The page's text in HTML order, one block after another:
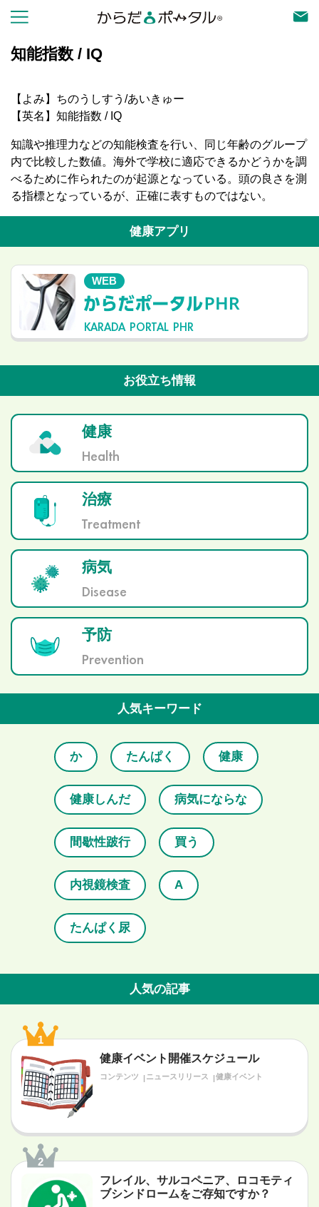
知能指数 / IQ
【よみ】ちのうしすう/あいきゅー
【英名】知能指数 / IQ
知識や推理力などの知能検査を行い、同じ年齢のグループ
内で比較した数値。海外で学校に適応できるかどうかを調
べるために作られたのが起源となっている。頭の良さを測
る指標となっているが、正確に表すものではない。
健康アプリ
WEB
KARADA PORTAL PHR
お役立ち情報
健康
Health
治療
Treatment
病気
Disease
予防
Prevention
人気キーワード
か たんぱく 健康
健康しんだ 病気にならな
間歇性跛行 買う
内視鏡検査 A
たんぱく尿
人気の記事
1
健康イベント開催スケジュール
コンテンツ ニュースリリース 健康イベント
2
フレイル、サルコペニア、ロコモティ
ブシンドロームをご存知ですか？